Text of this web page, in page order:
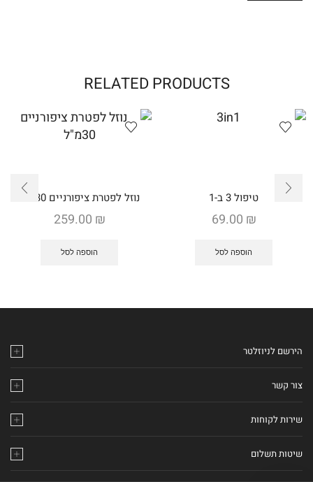
RELATED PRODUCTS
טיפול 3 ב-1
69.00 ₪
הוספה לסל
נוזל לפטרת ציפורניים 30מ"ל
259.00 ₪
הוספה לסל
הירשם לניוזלטר
צור קשר
שירות לקוחות
שיטות תשלום